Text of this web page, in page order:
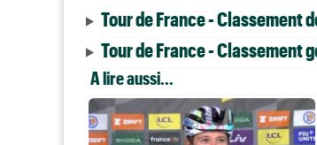
Tour de France - Classement
Tour de France - Classement
A lire aussi...